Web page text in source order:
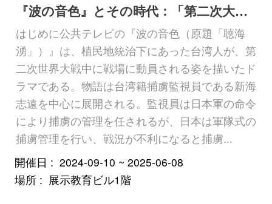
『波の音色』とその時代：「第二次大戦下における台湾籍捕虜監視員」特別展
はじめに公共テレビの『波の音色（原題「聴海
湧」）』は、植民地統治下にあった台湾人が、第
二次世界大戦中に戦場に動員される姿を描いたド
ラマである。物語は台湾籍捕虜監視員である新海
志遠を中心に展開される。監視員は日本軍の命令
により捕虜の管理を任されるが、日本は軍隊式の
捕虜管理を行い、戦況が不利になると捕虜...
開催日
2024-09-10 ~ 2025-06-08
場所
展示教育ビル1階